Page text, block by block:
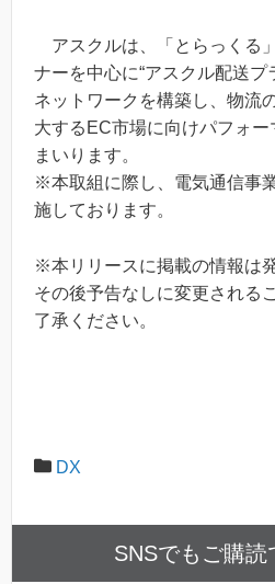
アスクルは、「とらっくる
ナーを中心に“アスクル配送プ
ネットワークを構築し、物流
大するEC市場に向けパフォ
まいります。
※本取組に際し、電気通信事
施しております。
※本リリースに掲載の情報は
その後予告なしに変更される
了承ください。
DX
SNSでもご購読